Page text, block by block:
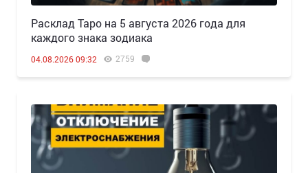
Расклад Таро на 5 августа 2026 года для
каждого знака зодиака
04.08.2026 09:32 2759